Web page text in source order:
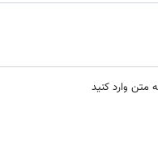
متن وارد کنید